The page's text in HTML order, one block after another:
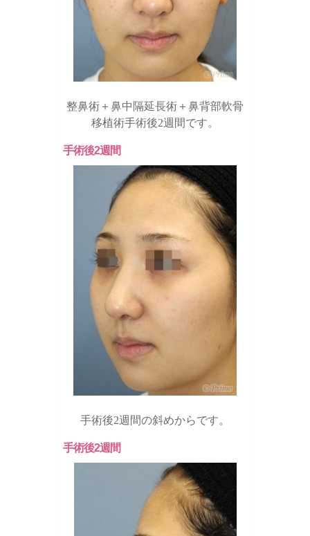
整鼻術＋鼻中隔延長術＋鼻背部軟骨
移植術手術後2週間です。
手術後2週間
手術後2週間の斜めからです。
手術後2週間